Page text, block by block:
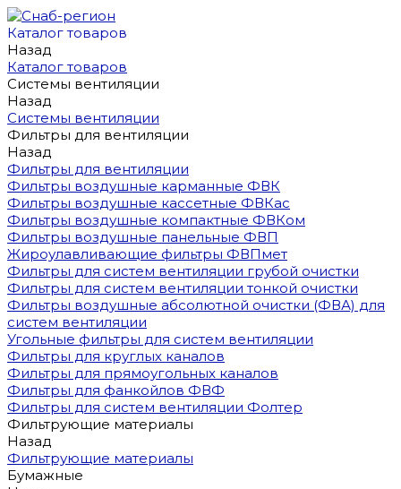
Каталог товаров
Назад
Каталог товаров
Системы вентиляции
Назад
Системы вентиляции
Фильтры для вентиляции
Назад
Фильтры для вентиляции
Фильтры воздушные карманные ФВК
Фильтры воздушные кассетные ФВКас
Фильтры воздушные компактные ФВКом
Фильтры воздушные панельные ФВП
Жироулавливающие фильтры ФВПмет
Фильтры для систем вентиляции грубой очистки
Фильтры для систем вентиляции тонкой очистки
Фильтры воздушные абсолютной очистки (ФВА) для
систем вентиляции
Угольные фильтры для систем вентиляции
Фильтры для круглых каналов
Фильтры для прямоугольных каналов
Фильтры для фанкойлов ФВФ
Фильтры для систем вентиляции Фолтер
Фильтрующие материалы
Назад
Фильтрующие материалы
Бумажные